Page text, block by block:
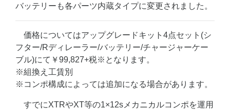
バッテリーも各パーツ内蔵タイプに変更されました。
価格についてはアップグレードキット4点セット(シ
フター/Rディレーラー/バッテリー/チャージャーケー
ブル)にて￥99,827+税※となります。
※組換え工賃別
※コンポ構成によっては追加になる場合があります。
すでにXTRやXT等の1×12sメカニカルコンポを運用